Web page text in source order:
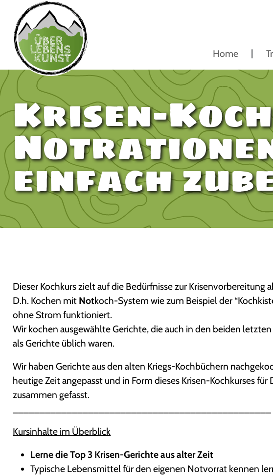
Home
Krisen-
einfach
Dieser Kochkurs zielt auf die Bedürfnisse zur Krisenvorbereitung
D.h. Kochen mit Notkoch-System wie zum Beispiel der
ohne Strom funktioniert.
Wir kochen ausgewählte Gerichte, die auch in den beiden
als Gerichte üblich waren.
Wir haben Gerichte aus den alten Kriegs-Kochbüchern
heutige Zeit angepasst und in Form dieses Krisen-Kochkurses für
zusammen gefasst.
Kursinhalte im Überblick
Lerne die Top 3 Krisen-Gerichte aus alter Zeit
Typische Lebensmittel für den eigenen Notvorrat kennen